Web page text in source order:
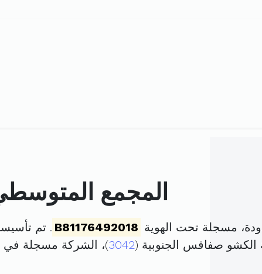
المجمع
مسجلة تحت الهوية B81176492018
3042)، الشركة مسجلة